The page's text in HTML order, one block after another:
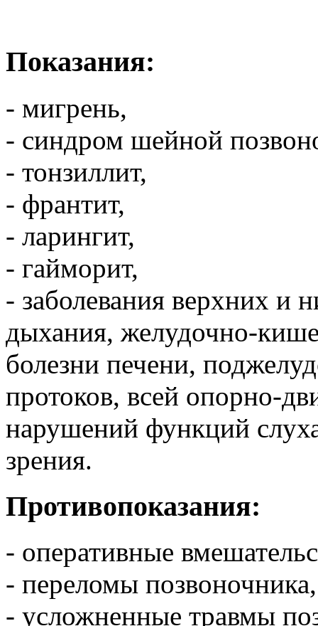
Показания:
- мигрень,
- синдром шейной
- тонзиллит,
- франтит,
- ларингит,
- гайморит,
- заболевания верхних и
дыхания, желудочно-
болезни печени,
протоков, всей опорно-
нарушений функций
зрения.
Противопоказания:
- оперативные
- переломы позвоночника,
- усложненные травмы